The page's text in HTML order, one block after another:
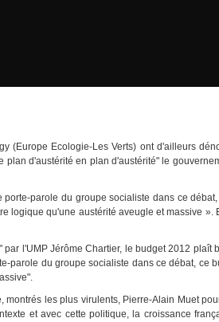
(Europe Ecologie-Les Verts) ont d'ailleurs
d'austérité en plan d'austérité" le
parole du groupe socialiste dans ce
logique qu'une austérité aveugle et massive
l'UMP Jérôme Chartier, le budget 2012 plaît
parole du groupe socialiste dans ce débat, ce
les plus virulents, Pierre-Alain Muet
et avec cette politique, la croissance